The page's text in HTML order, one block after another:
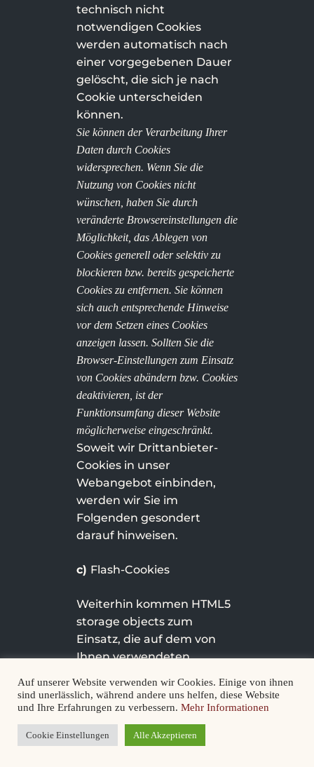
technisch nicht
notwendigen Cookies
werden automatisch nach
einer vorgegebenen Dauer
gelöscht, die sich je nach
Cookie unterscheiden
können.
Sie können der Verarbeitung Ihrer
Daten durch Cookies
widersprechen. Wenn Sie die
Nutzung von Cookies nicht
wünschen, haben Sie durch
veränderte Browsereinstellungen die
Möglichkeit, das Ablegen von
Cookies generell oder selektiv zu
blockieren bzw. bereits gespeicherte
Cookies zu entfernen. Sie können
sich auch entsprechende Hinweise
vor dem Setzen eines Cookies
anzeigen lassen. Sollten Sie die
Browser-Einstellungen zum Einsatz
von Cookies abändern bzw. Cookies
deaktivieren, ist der
Funktionsumfang dieser Website
möglicherweise eingeschränkt.
Soweit wir Drittanbieter-
Cookies in unser
Webangebot einbinden,
werden wir Sie im
Folgenden gesondert
darauf hinweisen.
c) Flash-Cookies
Weiterhin kommen HTML5
storage objects zum
Einsatz, die auf dem von
Ihnen verwendeten
(„Flash-Cookies“). Diese
verarbeiten die
erforderlichen Daten
unabhängig von dem
Auf unserer Website verwenden wir Cookies. Einige von ihnen
sind unerlässlich, während andere uns helfen, diese Website
und Ihre Erfahrungen zu verbessern. Mehr Informationen
Cookie Einstellungen Alle Akzeptieren